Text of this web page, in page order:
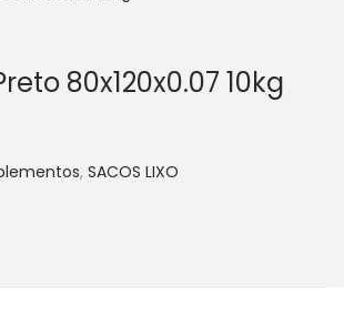
80x120x0.07 10kg
, SACOS LIXO